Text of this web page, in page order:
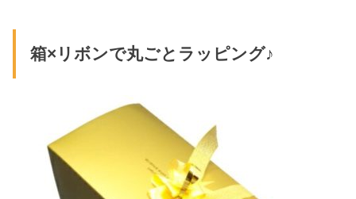
箱×リボンで丸ごとラッピング♪